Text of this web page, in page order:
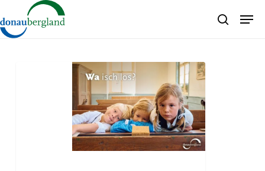
to
main
search